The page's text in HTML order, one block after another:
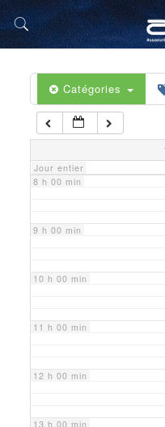
Catégories
Jour entier
5 h 00 min
6 h 00 min
7 h 00 min
8 h 00 min
9 h 00 min
10 h 00 min
11 h 00 min
12 h 00 min
13 h 00 min